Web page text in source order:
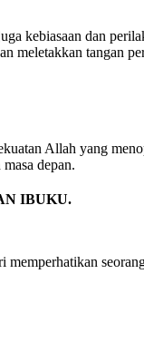
kebiasaan dan
meletakkan tangan
Allah yang
depan.
IBUKU.